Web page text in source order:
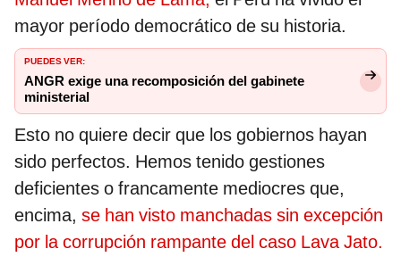
mayor período democrático de su historia.
PUEDES VER:
ANGR exige una recomposición del gabinete
ministerial
Esto no quiere decir que los gobiernos hayan
sido perfectos. Hemos tenido gestiones
deficientes o francamente mediocres que,
encima, se han visto manchadas sin excepción
por la corrupción rampante del caso Lava Jato.